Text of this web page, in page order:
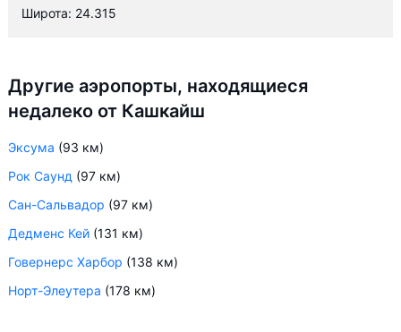
Широта: 24.315
Другие аэропорты, находящиеся
недалеко от Кашкайш
Эксума (93 км)
Рок Саунд (97 км)
Сан-Сальвадор (97 км)
Дедменс Кей (131 км)
Говернерс Харбор (138 км)
Норт-Элеутера (178 км)